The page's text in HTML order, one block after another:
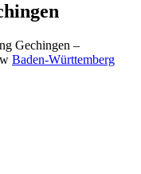
Gechingen –
Baden-Württemberg